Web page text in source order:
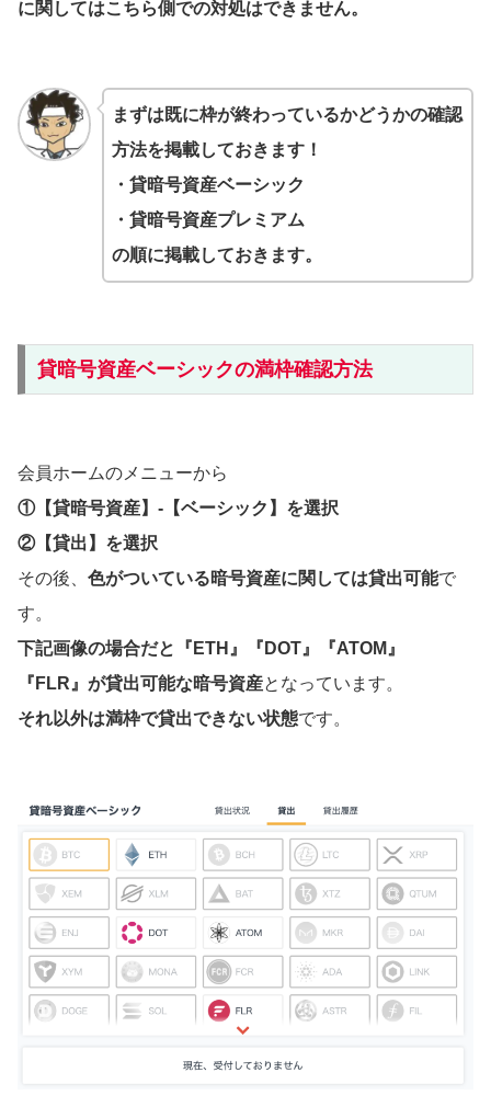
に関してはこちら側での対処はできません。
まずは既に枠が終わっているかどうかの確認
方法を掲載しておきます！
・貸暗号資産ベーシック
・貸暗号資産プレミアム
の順に掲載しておきます。
貸暗号資産ベーシックの満枠確認方法
会員ホームのメニューから
①【貸暗号資産】-【ベーシック】を選択
②【貸出】を選択
その後、 色がついている暗号資産に関しては貸出可能で
す。
下記画像の場合だと『ETH』『DOT』『ATOM』
『FLR』が貸出可能な暗号資産となっています。
それ以外は満枠で貸出できない状態です。